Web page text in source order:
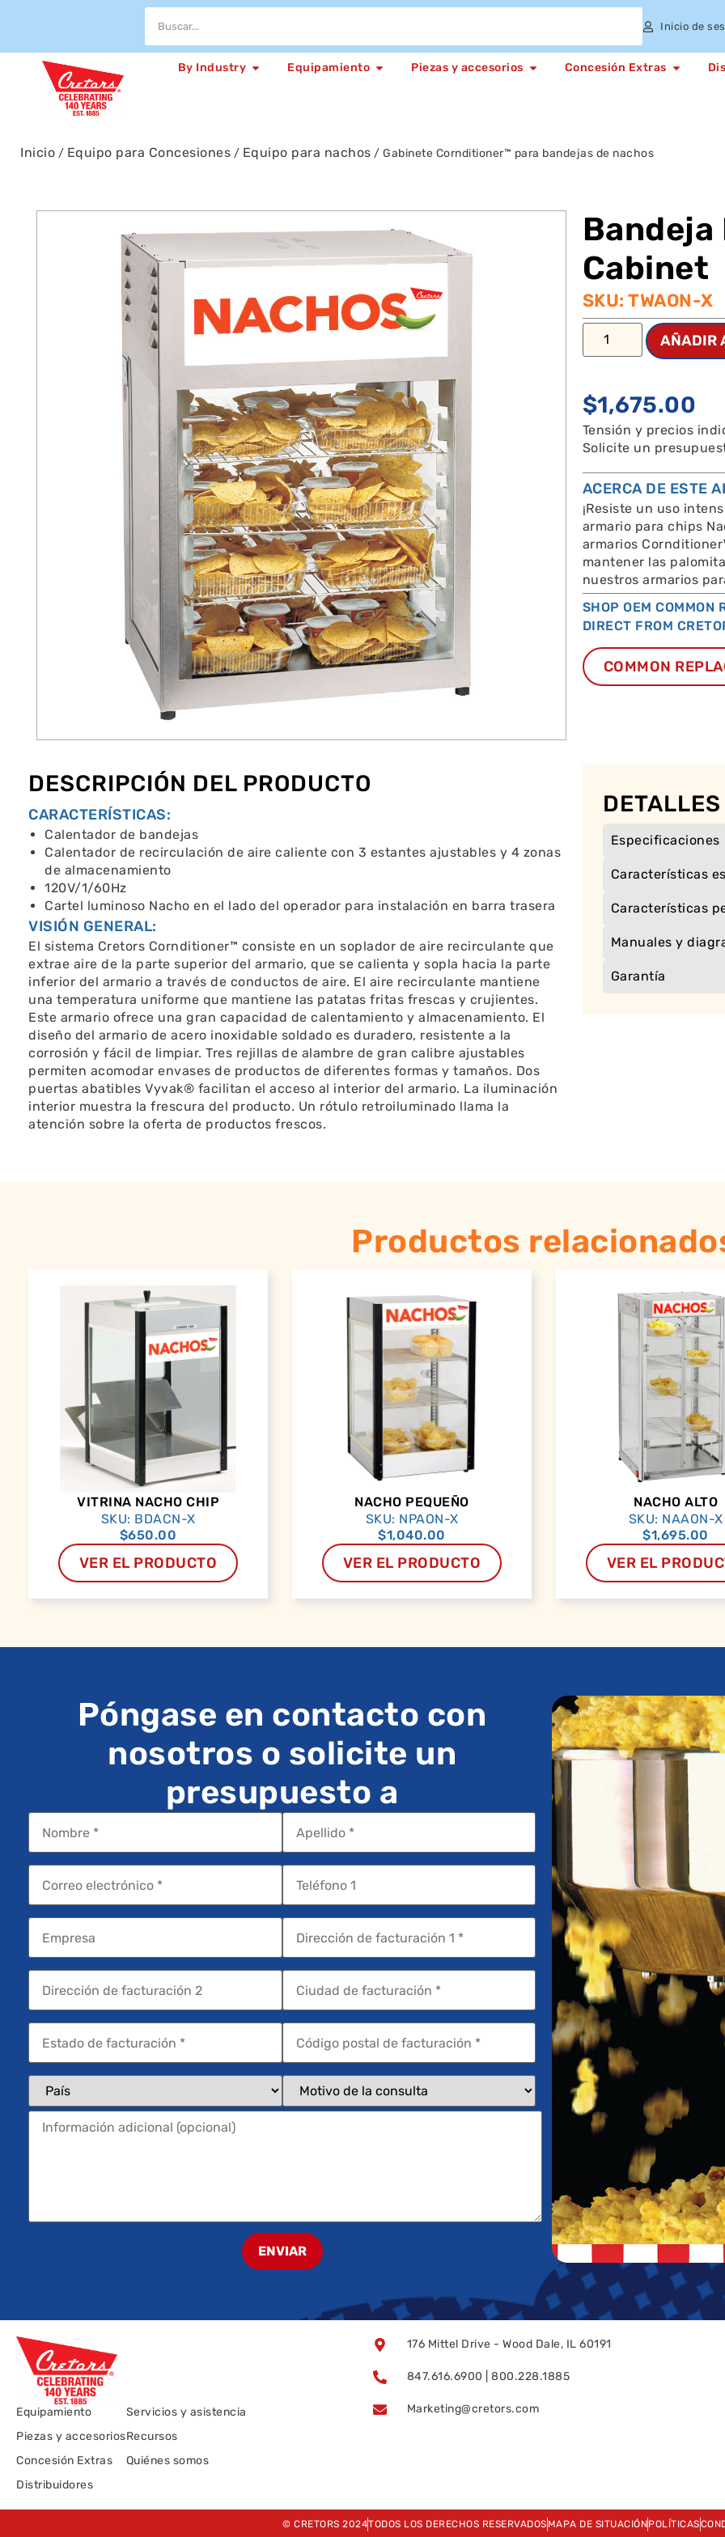
Inicio de
By Industry Equipamiento Piezas y accesorios Concesión Extras
Inicio / Equipo para Concesiones / Equipo para nachos / Gabinete Cornditioner™ para bandejas de nachos
Cabinet
SKU: TWAON-X
AÑADIR
$1,675.00
Tensión y precios
Solicite un
ACERCA DE ESTE
¡Resiste un uso
armario para chips
armarios
mantener las
nuestros armarios
SHOP OEM COMMON
DIRECT FROM
COMMON
DESCRIPCIÓN DEL PRODUCTO
CARACTERÍSTICAS:
Calentador de bandejas
Calentador de recirculación de aire caliente con 3 estantes ajustables y 4 zonas
de almacenamiento
120V/1/60Hz
Cartel luminoso Nacho en el lado del operador para instalación en barra trasera
VISIÓN GENERAL:
El sistema Cretors Cornditioner™ consiste en un soplador de aire recirculante que
extrae aire de la parte superior del armario, que se calienta y sopla hacia la parte
inferior del armario a través de conductos de aire. El aire recirculante mantiene
una temperatura uniforme que mantiene las patatas fritas frescas y crujientes.
Este armario ofrece una gran capacidad de calentamiento y almacenamiento. El
diseño del armario de acero inoxidable soldado es duradero, resistente a la
corrosión y fácil de limpiar. Tres rejillas de alambre de gran calibre ajustables
permiten acomodar envases de productos de diferentes formas y tamaños. Dos
puertas abatibles Vyvak® facilitan el acceso al interior del armario. La iluminación
interior muestra la frescura del producto. Un rótulo retroiluminado llama la
atención sobre la oferta de productos frescos.
Especificaciones
Características
Características
Manuales y
Garantía
Productos
VITRINA NACHO CHIP
SKU: BDACN-X
$650.00
VER EL PRODUCTO
NACHO PEQUEÑO
SKU: NPAON-X
$1,040.00
VER EL PRODUCTO
NACHO ALTO
SKU: NAAON-X
$1,695.00
VER EL
Póngase en contacto con
nosotros o solicite un
presupuesto a
ENVIAR
Equipamiento
Piezas y accesorios
Concesión Extras
Distribuidores
Servicios y asistencia
Recursos
Quiénes somos
176 Mittel Drive - Wood Dale, IL 60191
847.616.6900 | 800.228.1885
Marketing@cretors.com
© CRETORS 2024TODOS LOS DERECHOS RESERVADOS MAPA DE SITUACIÓNPOLÍTICAS